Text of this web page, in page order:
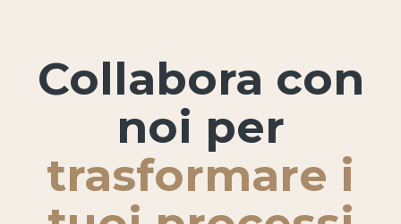
Collabora con
noi per
trasformare i